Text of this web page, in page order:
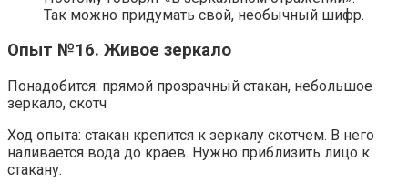
Так можно придумать свой, необычный шифр.
Опыт №16. Живое зеркало
Понадобится: прямой прозрачный стакан, небольшое
зеркало, скотч
Ход опыта: стакан крепится к зеркалу скотчем. В него
наливается вода до краев. Нужно приблизить лицо к
стакану.